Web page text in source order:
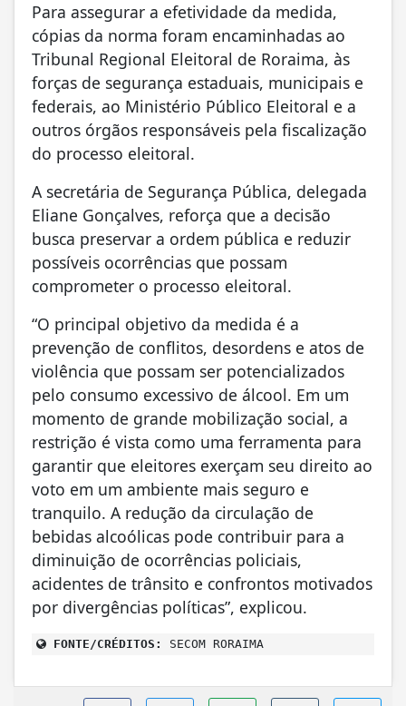
Para assegurar a efetividade da medida,
cópias da norma foram encaminhadas ao
Tribunal Regional Eleitoral de Roraima, às
forças de segurança estaduais, municipais e
federais, ao Ministério Público Eleitoral e a
outros órgãos responsáveis pela fiscalização
do processo eleitoral.
A secretária de Segurança Pública, delegada
Eliane Gonçalves, reforça que a decisão
busca preservar a ordem pública e reduzir
possíveis ocorrências que possam
comprometer o processo eleitoral.
“O principal objetivo da medida é a
prevenção de conflitos, desordens e atos de
violência que possam ser potencializados
pelo consumo excessivo de álcool. Em um
momento de grande mobilização social, a
restrição é vista como uma ferramenta para
garantir que eleitores exerçam seu direito ao
voto em um ambiente mais seguro e
tranquilo. A redução da circulação de
bebidas alcoólicas pode contribuir para a
diminuição de ocorrências policiais,
acidentes de trânsito e confrontos motivados
por divergências políticas”, explicou.
FONTE/CRÉDITOS: SECOM RORAIMA